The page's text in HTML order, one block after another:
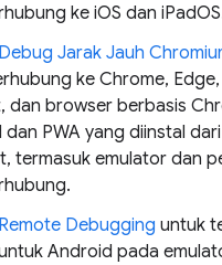
ke iOS dan
Jarak Jauh
ke Chrome, Edge,
dan browser berbasis
PWA yang diinstal
termasuk emulator dan
Debugging untuk
Android pada